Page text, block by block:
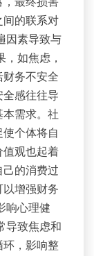
间的联系对
因素导致与
如焦虑，
务不安全
感往往导
需求。社
个体将自
值观也起着
的消费过
增强财务
响心理健
导致焦虑和
环，影响整